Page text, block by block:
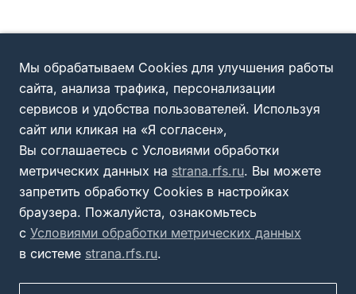
Мы обрабатываем Cookies для улучшения работы
сайта, анализа трафика, персонализации
сервисов и удобства пользователей. Используя
сайт или кликая на «Я согласен»,
Вы соглашаетесь с Условиями обработки
метрических данных на strana.rfs.ru. Вы можете
запретить обработку Cookies в настройках
браузера. Пожалуйста, ознакомьтесь
с Условиями обработки метрических данных
в системе strana.rfs.ru.